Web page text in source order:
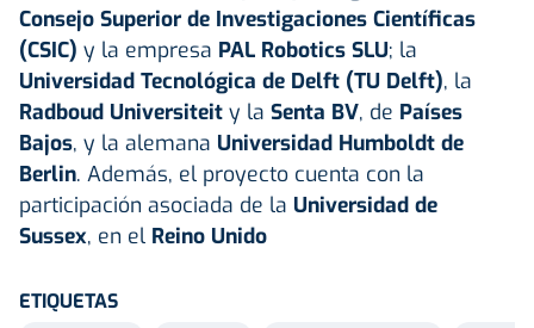
Consejo Superior de Investigaciones Científicas
(CSIC) y la empresa PAL Robotics SLU; la
Universidad Tecnológica de Delft (TU Delft), la
Radboud Universiteit y la Senta BV, de Países
Bajos, y la alemana Universidad Humboldt de
Berlin. Además, el proyecto cuenta con la
participación asociada de la Universidad de
Sussex, en el Reino Unido
ETIQUETAS